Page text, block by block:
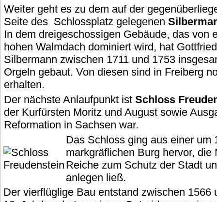
Weiter geht es zu dem auf der
Seite des Schlossplatz gelegenen
In dem dreigeschossigen Gebäude, das von
hohen Walmdach dominiert wird, hat Gottfried
Silbermann zwischen 1711 und 1753
Orgeln gebaut. Von diesen sind in Freiberg
erhalten.
Der nächste Anlaufpunkt ist Schloss
der Kurfürsten Moritz und August sowie
Reformation in Sachsen war.
Das Schloss ging aus einer um
markgräflichen Burg hervor, die
Reiche zum Schutz der Stadt
anlegen ließ.
Der vierflüglige Bau entstand zwischen 1566